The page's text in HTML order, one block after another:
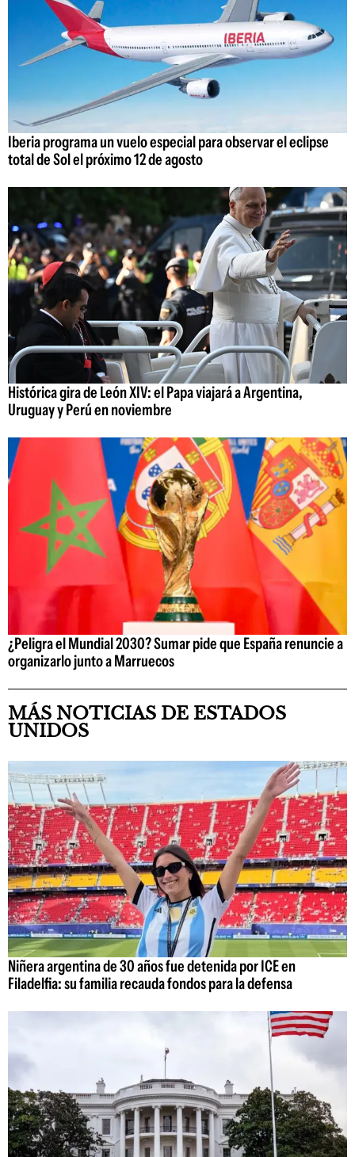
Iberia programa un vuelo especial para observar el eclipse
total de Sol el próximo 12 de agosto
Histórica gira de León XIV: el Papa viajará a Argentina,
Uruguay y Perú en noviembre
¿Peligra el Mundial 2030? Sumar pide que España renuncie a
organizarlo junto a Marruecos
MÁS NOTICIAS DE ESTADOS
UNIDOS
Niñera argentina de 30 años fue detenida por ICE en
Filadelfia: su familia recauda fondos para la defensa